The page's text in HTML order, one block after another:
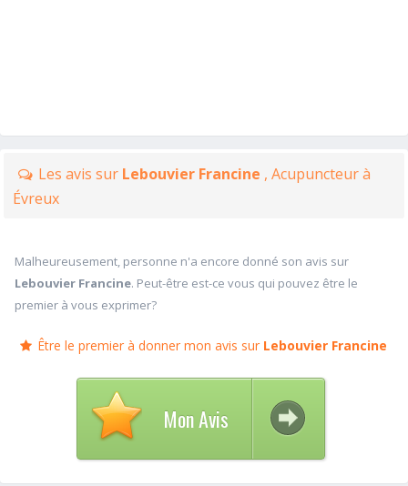
Les avis sur Lebouvier Francine , Acupuncteur à
Évreux
Malheureusement, personne n'a encore donné son avis sur
Lebouvier Francine. Peut-être est-ce vous qui pouvez être le
premier à vous exprimer?
Être le premier à donner mon avis sur Lebouvier Francine
Mon Avis